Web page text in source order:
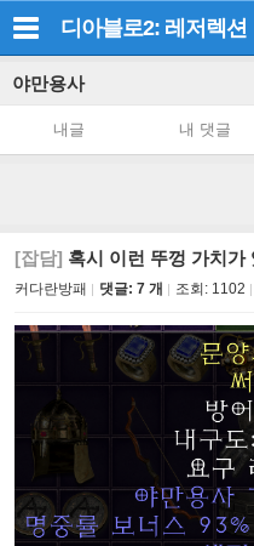
디아블로2: 레저렉션
야만용사
내글 내 댓글
[잡담] 혹시 이런 뚜껑 가치가
커다란방패 댓글: 7 개 조회: 1102